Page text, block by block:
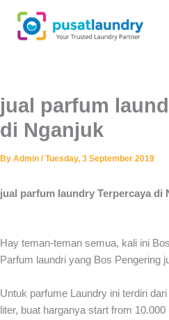
content
jual parfum
di Nganjuk
By Admin /Tuesday, 3 September 2019
jual parfum laundry Terpercaya di
Hay teman-teman semua, kali ini
Parfum laundri yang Bos Pengering
Untuk parfume Laundry ini terdiri
liter, buat harganya start from 10.000